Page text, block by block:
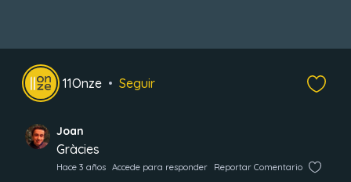
11Onze Seguir
Joan
Gràcies
Hace 3 años Accede para responder Reportar Comentario